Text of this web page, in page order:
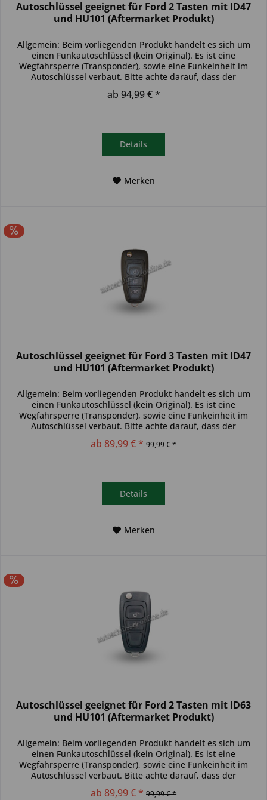
Autoschlüssel geeignet für Ford 2 Tasten mit ID47
und HU101 (Aftermarket Produkt)
Allgemein: Beim vorliegenden Produkt handelt es sich um
einen Funkautoschlüssel (kein Original). Es ist eine
Wegfahrsperre (Transponder), sowie eine Funkeinheit im
Autoschlüssel verbaut. Bitte achte darauf, dass der
ab 94,99 € *
Details
Merken
Autoschlüssel geeignet für Ford 3 Tasten mit ID47
und HU101 (Aftermarket Produkt)
Allgemein: Beim vorliegenden Produkt handelt es sich um
einen Funkautoschlüssel (kein Original). Es ist eine
Wegfahrsperre (Transponder), sowie eine Funkeinheit im
Autoschlüssel verbaut. Bitte achte darauf, dass der
Autoschlüssel deinem...
ab 89,99 € * 99,99 € *
Details
Merken
Autoschlüssel geeignet für Ford 2 Tasten mit ID63
und HU101 (Aftermarket Produkt)
Allgemein: Beim vorliegenden Produkt handelt es sich um
einen Funkautoschlüssel (kein Original). Es ist eine
Wegfahrsperre (Transponder), sowie eine Funkeinheit im
Autoschlüssel verbaut. Bitte achte darauf, dass der
Autoschlüssel deinem...
ab 89,99 € * 99,99 € *